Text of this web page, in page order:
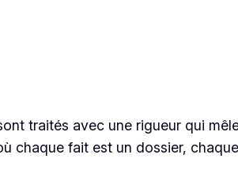
traités avec une rigueur qui
chaque fait est un dossier,